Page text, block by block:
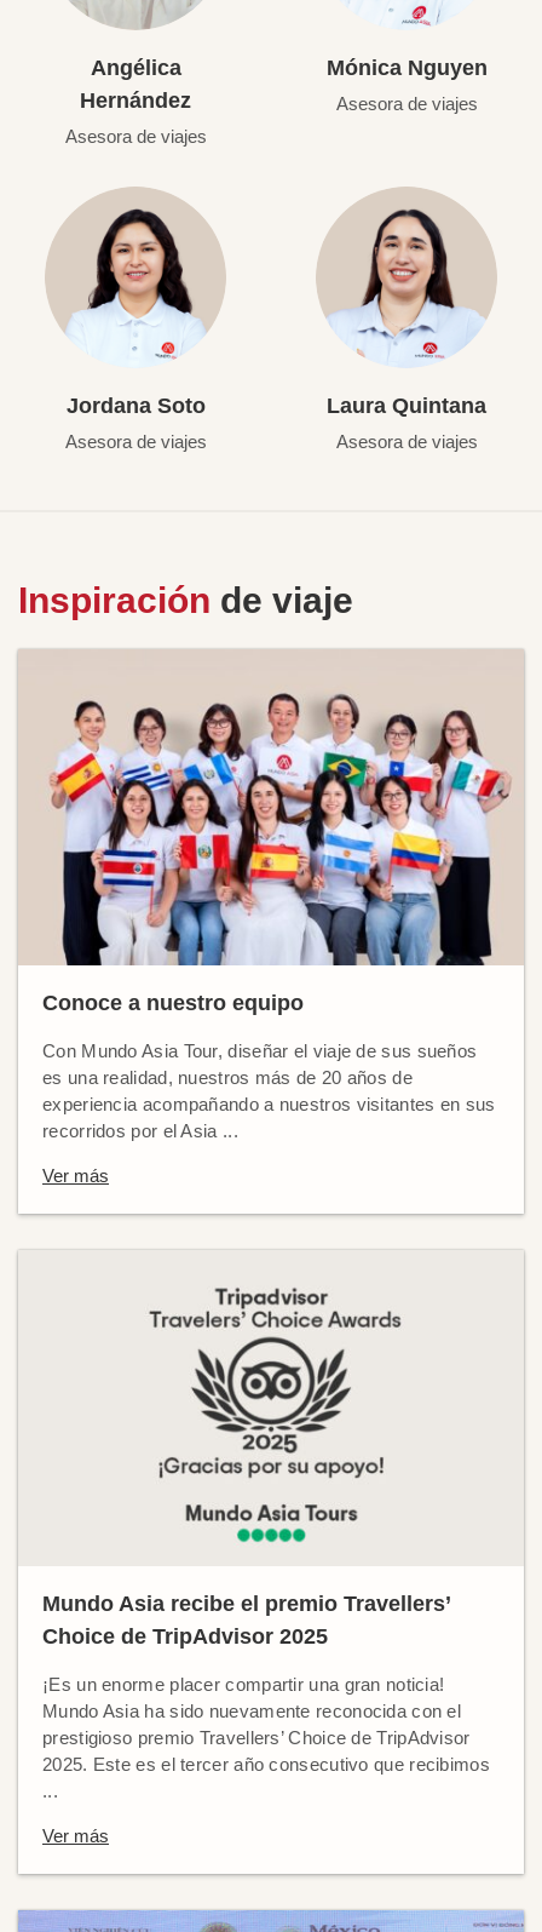
Angélica
Hernández
Asesora de viajes
Mónica Nguyen
Asesora de viajes
Jordana Soto
Asesora de viajes
Laura Quintana
Asesora de viajes
Inspiración de viaje
Conoce a nuestro equipo
Con Mundo Asia Tour, diseñar el viaje de sus sueños
es una realidad, nuestros más de 20 años de
experiencia acompañando a nuestros visitantes en sus
recorridos por el Asia ...
Ver más
Mundo Asia recibe el premio Travellers’
Choice de TripAdvisor 2025
¡Es un enorme placer compartir una gran noticia!
Mundo Asia ha sido nuevamente reconocida con el
prestigioso premio Travellers’ Choice de TripAdvisor
2025. Este es el tercer año consecutivo que recibimos
...
Ver más